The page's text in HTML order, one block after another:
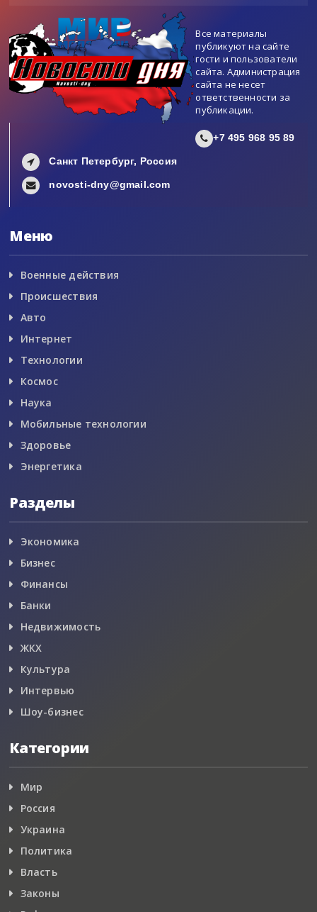
Все материалы
публикуют на сайте
гости и пользователи
сайта. Администрация
сайта не несет
ответственности за
публикации.
+7 495 968 95 89
Санкт Петербург, Россия
novosti-dny@gmail.com
Меню
Военные действия
Происшествия
Авто
Интернет
Технологии
Космос
Наука
Мобильные технологии
Здоровье
Энергетика
Разделы
Экономика
Бизнес
Финансы
Банки
Недвижимость
ЖКХ
Культура
Интервью
Шоу-бизнес
Категории
Мир
Россия
Украина
Политика
Власть
Законы